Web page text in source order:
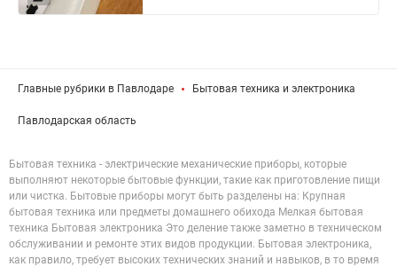
Главные рубрики в Павлодаре Бытовая техника и электроника
Павлодарская область
Бытовая техника - электрические механические приборы, которые
выполняют некоторые бытовые функции, такие как приготовление пищи
или чистка. Бытовые приборы могут быть разделены на: Крупная
бытовая техника или предметы домашнего обихода Мелкая бытовая
техника Бытовая электроника Это деление также заметно в техническом
обслуживании и ремонте этих видов продукции. Бытовая электроника,
как правило, требует высоких технических знаний и навыков, в то время